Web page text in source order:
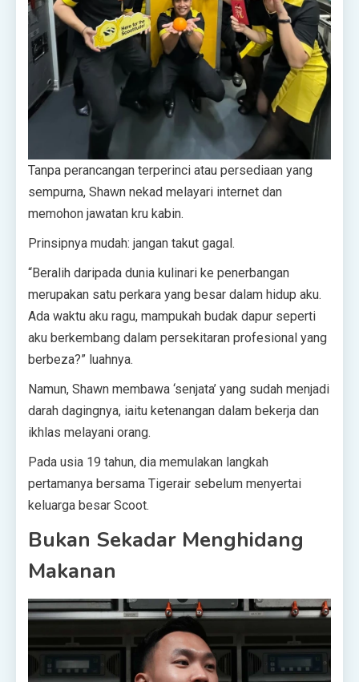
Tanpa perancangan terperinci atau persediaan yang
sempurna, Shawn nekad melayari internet dan
memohon jawatan kru kabin.
Prinsipnya mudah: jangan takut gagal.
“Beralih daripada dunia kulinari ke penerbangan
merupakan satu perkara yang besar dalam hidup aku.
Ada waktu aku ragu, mampukah budak dapur seperti
aku berkembang dalam persekitaran profesional yang
berbeza?” luahnya.
Namun, Shawn membawa ‘senjata’ yang sudah menjadi
darah dagingnya, iaitu ketenangan dalam bekerja dan
ikhlas melayani orang.
Pada usia 19 tahun, dia memulakan langkah
pertamanya bersama Tigerair sebelum menyertai
keluarga besar Scoot.
Bukan Sekadar Menghidang
Makanan